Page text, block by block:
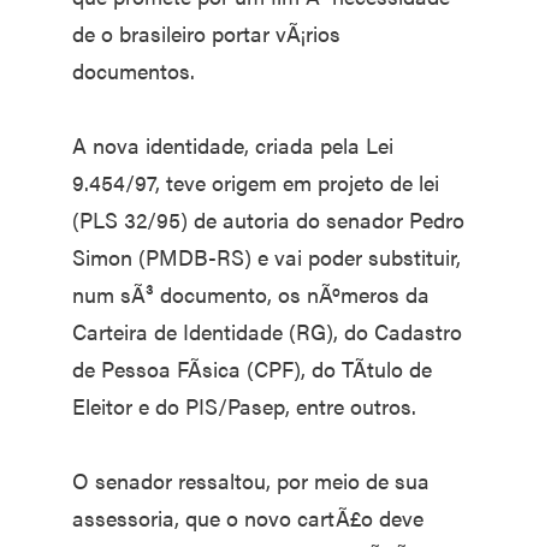
de o brasileiro portar vÃ¡rios
documentos.
A nova identidade, criada pela Lei
9.454/97, teve origem em projeto de lei
(PLS 32/95) de autoria do senador Pedro
Simon (PMDB-RS) e vai poder substituir,
num sÃ³ documento, os nÃºmeros da
Carteira de Identidade (RG), do Cadastro
de Pessoa FÃ­sica (CPF), do TÃ­tulo de
Eleitor e do PIS/Pasep, entre outros.
O senador ressaltou, por meio de sua
assessoria, que o novo cartÃ£o deve